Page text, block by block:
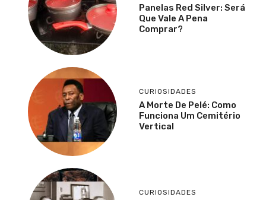
Panelas Red Silver: Será
Que Vale A Pena
Comprar?
CURIOSIDADES
A Morte De Pelé: Como
Funciona Um Cemitério
Vertical
CURIOSIDADES